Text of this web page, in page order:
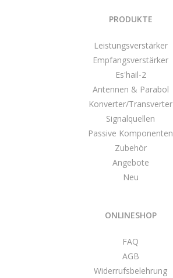
PRODUKTE
Leistungsverstärker
Empfangsverstärker
Es'hail-2
Antennen & Parabol
Konverter/Transverter
Signalquellen
Passive Komponenten
Zubehör
Angebote
Neu
ONLINESHOP
FAQ
AGB
Widerrufsbelehrung